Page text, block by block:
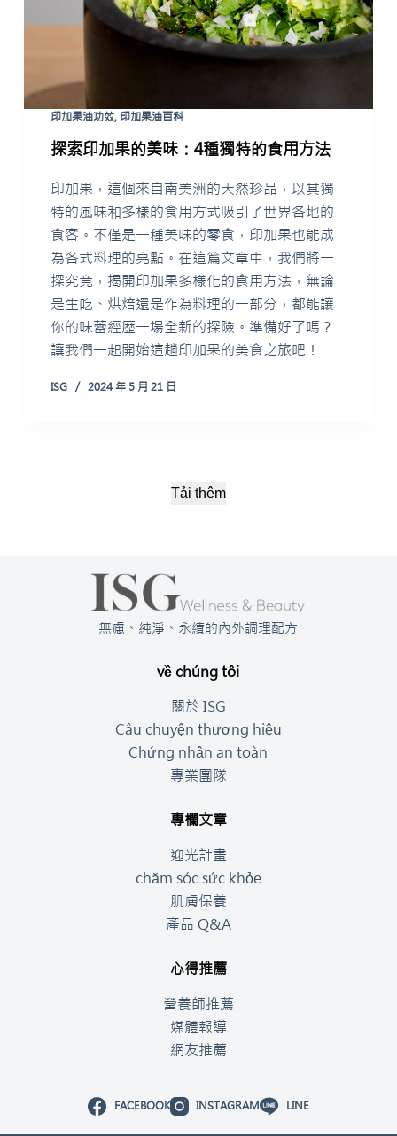
印加果油功效, 印加果油百科
探索印加果的美味：4種獨特的食用方法
印加果，這個來自南美洲的天然珍品，以其獨
特的風味和多樣的食用方式吸引了世界各地的
食客。不僅是一種美味的零食，印加果也能成
為各式料理的亮點。在這篇文章中，我們將一
探究竟，揭開印加果多樣化的食用方法，無論
是生吃、烘焙還是作為料理的一部分，都能讓
你的味蕾經歷一場全新的探險。準備好了嗎？
讓我們一起開始這趟印加果的美食之旅吧！
ISG 2024 年 5 月 21 日
Tải thêm
無慮、純淨、永續的內外調理配方
về chúng tôi
關於 ISG
Câu chuyện thương hiệu
Chứng nhận an toàn
專業團隊
專欄文章
迎光計畫
chăm sóc sức khỏe
肌膚保養
產品 Q&A
心得推薦
營養師推薦
媒體報導
網友推薦
FACEBOOK INSTAGRAM LINE